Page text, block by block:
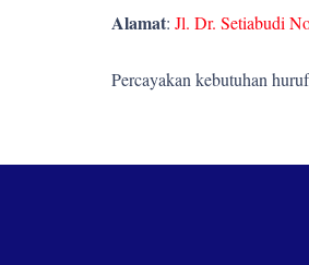
Alamat: Jl. Dr. Setiabudi
Percayakan kebutuhan